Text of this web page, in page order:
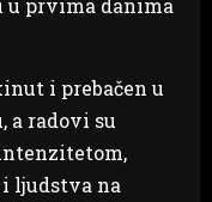
i prebačen u
a radovi su
ljudstva na